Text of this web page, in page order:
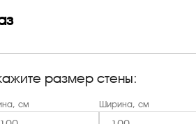
размер стены:
см Ширина, см